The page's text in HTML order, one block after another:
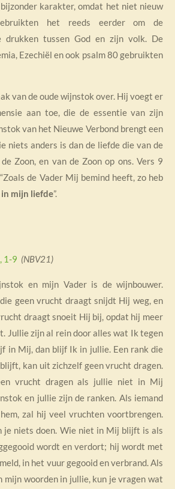
karakter, omdat het niet nieuw
het reeds eerder om de
drukken tussen God en zijn volk. De
Ezechiël en ook psalm 80 gebruikten
van de oude wijnstok over. Hij voegt er
aan toe, die de essentie van zijn
van het Nieuwe Verbond brengt een
niets anders is dan de liefde die van de
Zoon, en van de Zoon op ons. Vers 9
de Vader Mij bemind heeft, zo heb
mijn liefde”.
1-9 (NBV21)
en mijn Vader is de wijnbouwer.
geen vrucht draagt snijdt Hij weg, en
draagt snoeit Hij bij, opdat hij meer
Jullie zijn al rein door alles wat Ik tegen
in Mij, dan blijf Ik in jullie. Een rank die
kan uit zichzelf geen vrucht dragen.
vrucht dragen als jullie niet in Mij
en jullie zijn de ranken. Als iemand
zal hij veel vruchten voortbrengen.
je niets doen. Wie niet in Mij blijft is als
wordt en verdort; hij wordt met
in het vuur gegooid en verbrand. Als
woorden in jullie, kun je vragen wat